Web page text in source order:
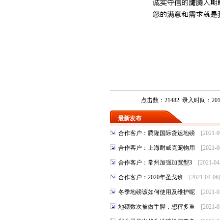
点击数：21482 录入时间：
最新发布
合作客户：腾隆国际货运地磅 [2021-
合作客户：上海耐威克宠物用 [2021-
合作客户：常州加强加宽型3 [2021-
合作客户：2020年圣戈班 [2021-04-
冬季地磅该如何使用及维护呢 [2021-
地磅数次被做手脚，想秤多重 [2021-